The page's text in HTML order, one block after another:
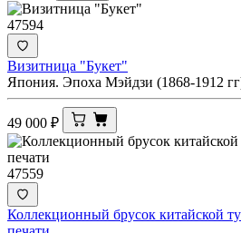
47594
Визитница "Букет"
Япония. Эпоха Мэйдзи (1868-1912
49 000 ₽
47559
Коллекционный брусок китайской